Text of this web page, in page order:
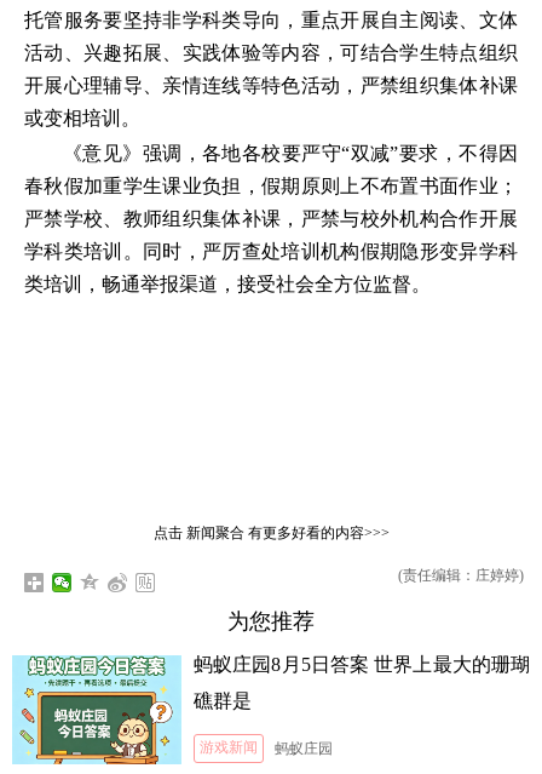
托管服务要坚持非学科类导向，重点开展自主阅读、文体
活动、兴趣拓展、实践体验等内容，可结合学生特点组织
开展心理辅导、亲情连线等特色活动，严禁组织集体补课
或变相培训。
《意见》强调，各地各校要严守“双减”要求，不得因
春秋假加重学生课业负担，假期原则上不布置书面作业；
严禁学校、教师组织集体补课，严禁与校外机构合作开展
学科类培训。同时，严厉查处培训机构假期隐形变异学科
类培训，畅通举报渠道，接受社会全方位监督。
点击 新闻聚合有更多好看的内容>>>
(责任编辑：庄婷婷)
为您推荐
蚂蚁庄园8月5日答案 世界上最大的珊瑚
礁群是
游戏新闻 蚂蚁庄园